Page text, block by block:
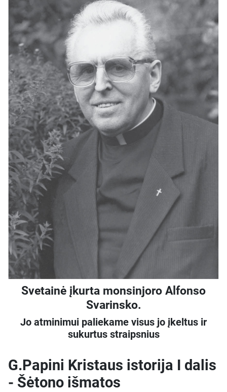
Svetainė įkurta monsinjoro Alfonso
Svarinsko.
Jo atminimui paliekame visus jo įkeltus ir
sukurtus straipsnius
G.Papini Kristaus istorija I dalis
- Šėtono išmatos